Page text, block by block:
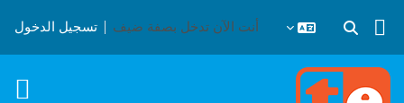
تبديل إدخال البحث
أنت الآن تدخل بصفة ضيف تسجيل الدخول